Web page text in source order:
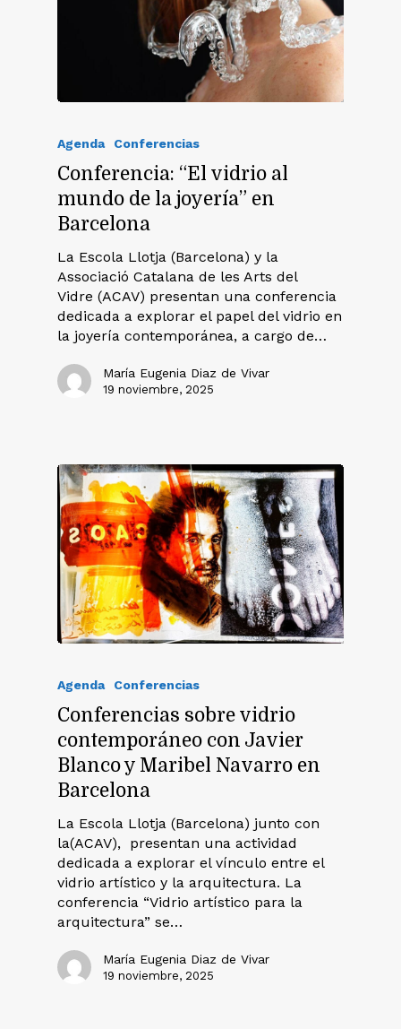
Agenda Conferencias
Conferencia: “El vidrio al
mundo de la joyería” en
Barcelona
La Escola Llotja (Barcelona) y la
Associació Catalana de les Arts del
Vidre (ACAV) presentan una conferencia
dedicada a explorar el papel del vidrio en
la joyería contemporánea, a cargo de…
María Eugenia Diaz de Vivar
19 noviembre, 2025
Agenda Conferencias
Conferencias sobre vidrio
contemporáneo con Javier
Blanco y Maribel Navarro en
Barcelona
La Escola Llotja (Barcelona) junto con
la(ACAV), presentan una actividad
dedicada a explorar el vínculo entre el
vidrio artístico y la arquitectura. La
conferencia “Vidrio artístico para la
arquitectura” se…
María Eugenia Diaz de Vivar
19 noviembre, 2025